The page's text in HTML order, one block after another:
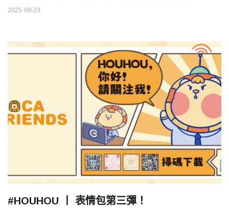
2025-09-23
#HOUHOU 丨 表情包第三彈！